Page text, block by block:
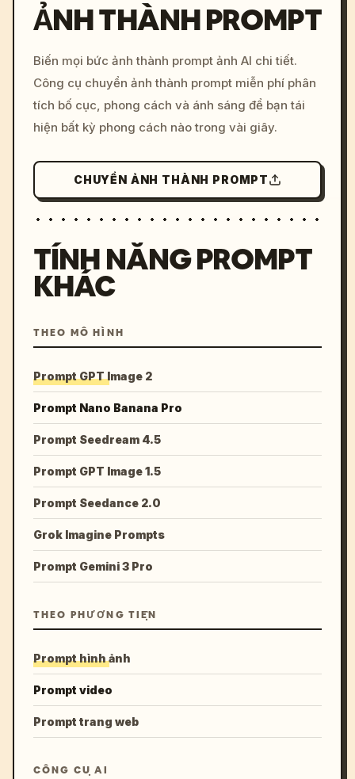
c, cyberpunk sunset, neon
colors, 8k --v 6.0
ẢNH THÀNH PROMPT
Biến mọi bức ảnh thành prompt ảnh AI chi tiết.
Công cụ chuyển ảnh thành prompt miễn phí phân
tích bố cục, phong cách và ánh sáng để bạn tái
hiện bất kỳ phong cách nào trong vài giây.
CHUYỂN ẢNH THÀNH PROMPT
TÍNH NĂNG PROMPT
KHÁC
THEO MÔ HÌNH
Prompt GPT Image 2
Prompt Nano Banana Pro
Prompt Seedream 4.5
Prompt GPT Image 1.5
Prompt Seedance 2.0
Grok Imagine Prompts
Prompt Gemini 3 Pro
THEO PHƯƠNG TIỆN
Prompt hình ảnh
Prompt video
Prompt trang web
CÔNG CỤ AI